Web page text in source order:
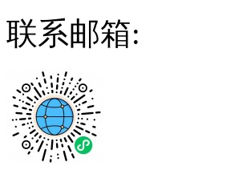
联系邮箱: